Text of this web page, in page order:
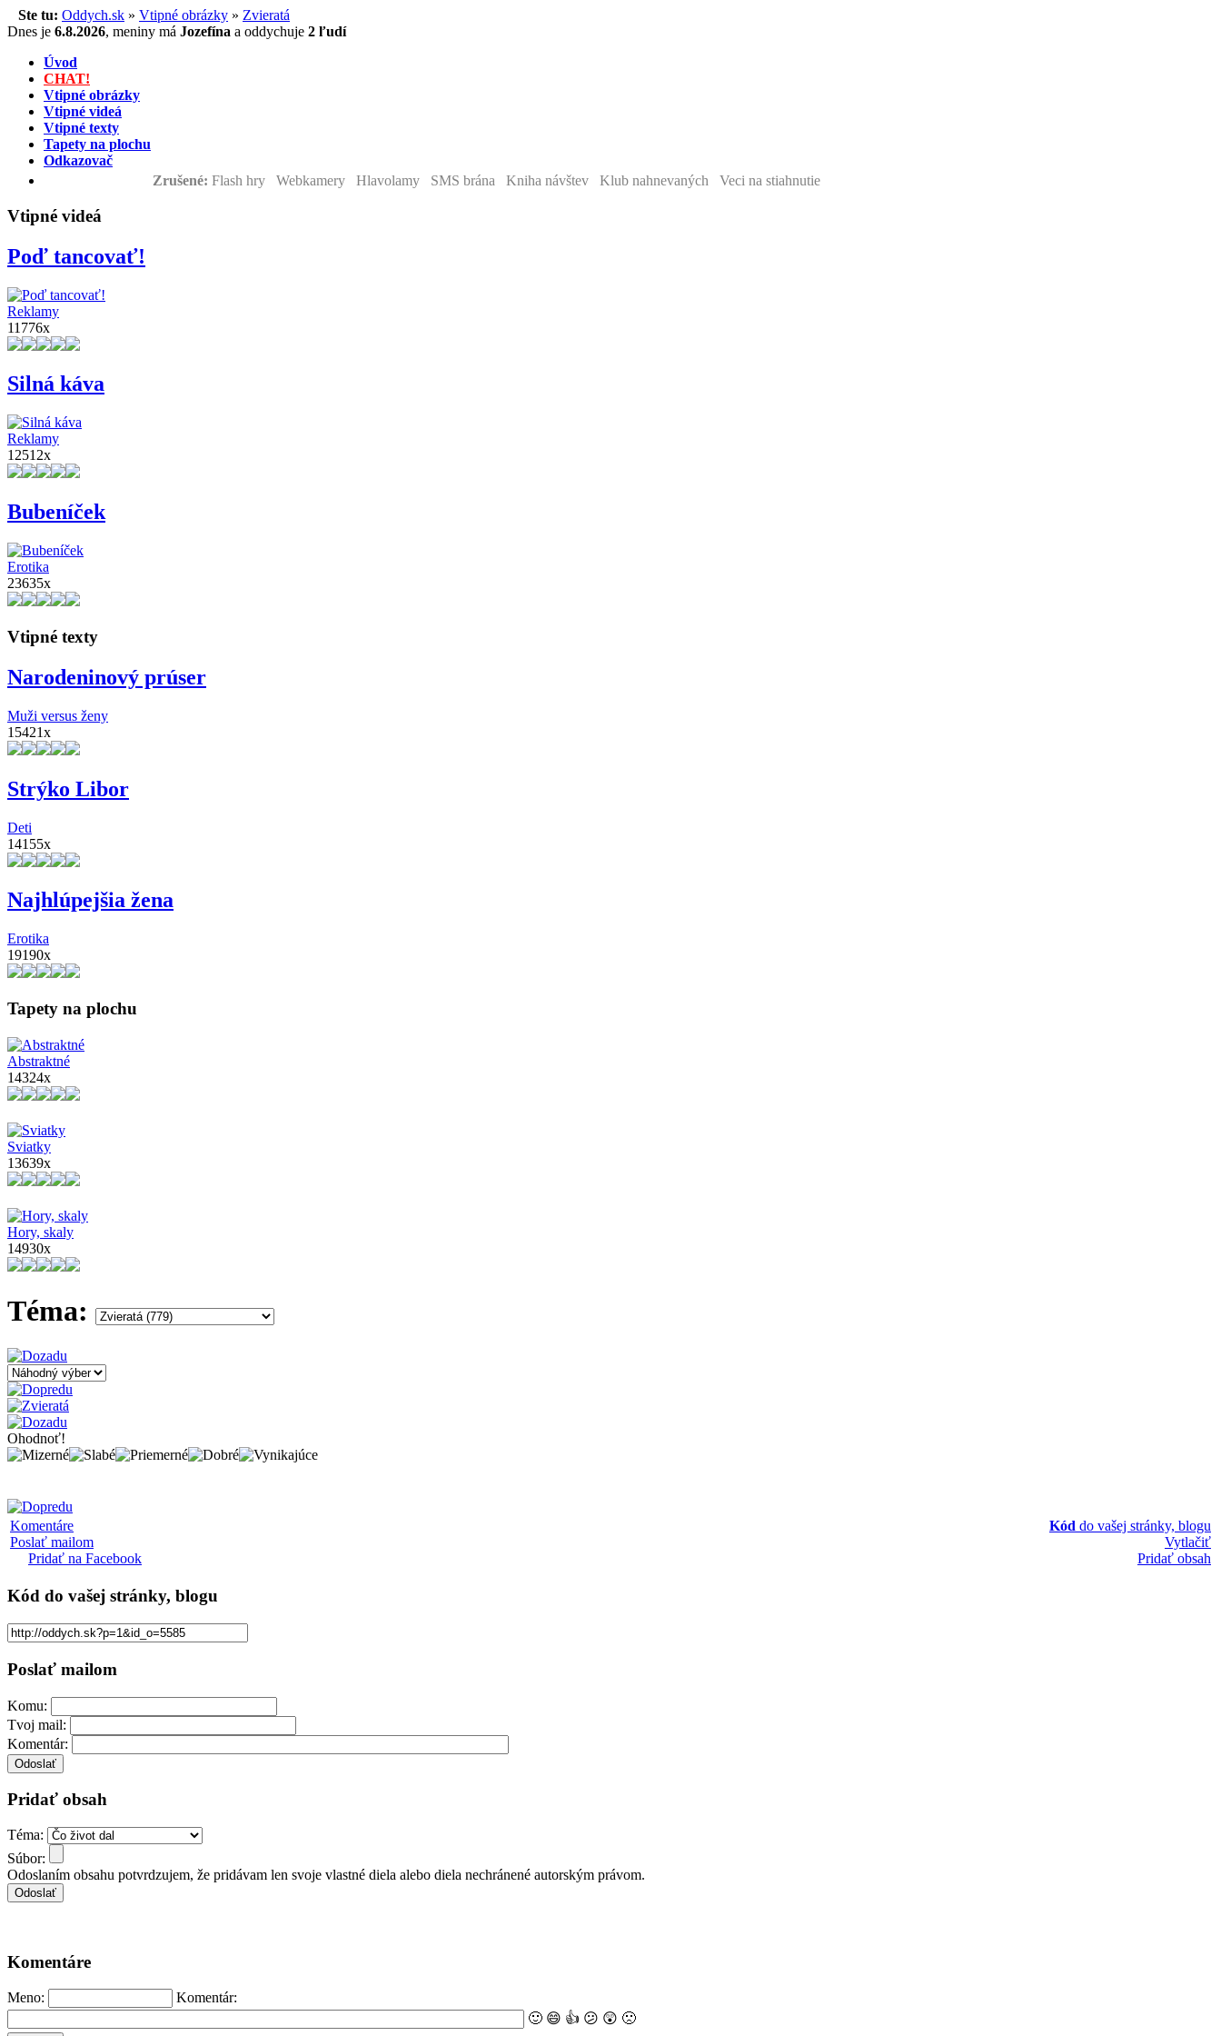
Ste tu: Oddych.sk » Vtipné obrázky » Zvieratá
Dnes je 6.8.2026, meniny má Jozefína a oddychuje 2 ľudí
Úvod
CHAT!
Vtipné obrázky
Vtipné videá
Vtipné texty
Tapety na plochu
Odkazovač
Zrušené: Flash hry Webkamery Hlavolamy SMS brána Kniha návštev Klub nahnevaných Veci na stiahnutie
Vtipné videá
Poď tancovať!
Reklamy
11776x
Silná káva
Reklamy
12512x
Bubeníček
Erotika
23635x
Vtipné texty
Narodeninový prúser
Muži versus ženy
15421x
Strýko Libor
Deti
14155x
Najhlúpejšia žena
Erotika
19190x
Tapety na plochu
Abstraktné
14324x
Sviatky
13639x
Hory, skaly
14930x
Téma:
Ohodnoť!
Komentáre
Poslať mailom
Pridať na Facebook
Kód do vašej stránky, blogu
Vytlačiť
Pridať obsah
Kód do vašej stránky, blogu
Poslať mailom
Komu:
Tvoj mail:
Komentár:
Pridať obsah
Téma:
Súbor:
Odoslaním obsahu potvrdzujem, že pridávam len svoje vlastné diela alebo diela nechránené autorským právom.
Komentáre
Meno:
Komentár:
🙂 😄 👍 😕 😲 🙁